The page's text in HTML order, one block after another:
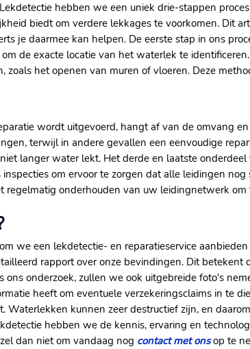
hebben we een uniek drie-stappen
biedt om verdere lekkages te voorkomen. Dit
je daarmee kan helpen. De eerste stap in ons
de exacte locatie van het waterlek te
het openen van muren of vloeren. Deze
wordt uitgevoerd, hangt af van de omvang
terwijl in andere gevallen een eenvoudige
langer water lekt. Het derde en laatste onderdeel
om ervoor te zorgen dat alle leidingen nog
regelmatig onderhouden van uw leidingnetwerk om
we een lekdetectie- en reparatieservice
rapport over onze bevindingen. Dit betekent
onderzoek, zullen we ook uitgebreide foto's
heeft om eventuele verzekeringsclaims in te
kunnen zeer destructief zijn, en
hebben we de kennis, ervaring en
dan niet om vandaag nog contact met onsop te